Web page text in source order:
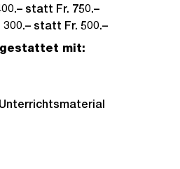
statt Fr. 750.–
statt Fr. 500.–
mit: